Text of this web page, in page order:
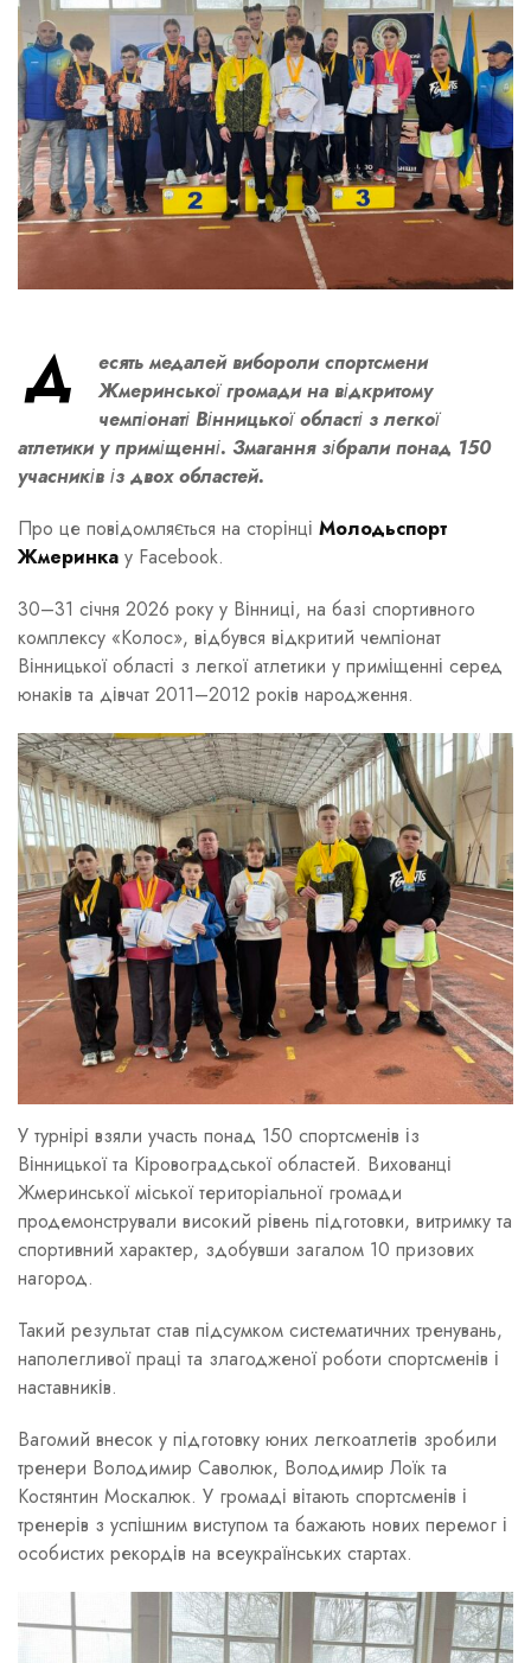
Д
есять медалей вибороли спортсмени
Жмеринської громади на відкритому
чемпіонаті Вінницької області з легкої
атлетики у приміщенні. Змагання зібрали понад 150
учасників із двох областей.
Про це повідомляється на сторінці Молодьспорт
Жмеринка у Facebook.
30–31 січня 2026 року у Вінниці, на базі спортивного
комплексу «Колос», відбувся відкритий чемпіонат
Вінницької області з легкої атлетики у приміщенні серед
юнаків та дівчат 2011–2012 років народження.
У турнірі взяли участь понад 150 спортсменів із
Вінницької та Кіровоградської областей. Вихованці
Жмеринської міської територіальної громади
продемонстрували високий рівень підготовки, витримку та
спортивний характер, здобувши загалом 10 призових
нагород.
Такий результат став підсумком систематичних тренувань,
наполегливої праці та злагодженої роботи спортсменів і
наставників.
Вагомий внесок у підготовку юних легкоатлетів зробили
тренери Володимир Саволюк, Володимир Лоїк та
Костянтин Москалюк. У громаді вітають спортсменів і
тренерів з успішним виступом та бажають нових перемог і
особистих рекордів на всеукраїнських стартах.